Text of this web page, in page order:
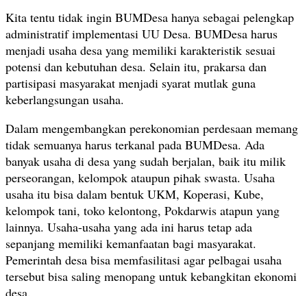
Kita tentu tidak ingin BUMDesa hanya sebagai pelengkap
administratif implementasi UU Desa. BUMDesa harus
menjadi usaha desa yang memiliki karakteristik sesuai
potensi dan kebutuhan desa. Selain itu, prakarsa dan
partisipasi masyarakat menjadi syarat mutlak guna
keberlangsungan usaha.
Dalam mengembangkan perekonomian perdesaan memang
tidak semuanya harus terkanal pada BUMDesa. Ada
banyak usaha di desa yang sudah berjalan, baik itu milik
perseorangan, kelompok ataupun pihak swasta. Usaha
usaha itu bisa dalam bentuk UKM, Koperasi, Kube,
kelompok tani, toko kelontong, Pokdarwis atapun yang
lainnya. Usaha-usaha yang ada ini harus tetap ada
sepanjang memiliki kemanfaatan bagi masyarakat.
Pemerintah desa bisa memfasilitasi agar pelbagai usaha
tersebut bisa saling menopang untuk kebangkitan ekonomi
desa.